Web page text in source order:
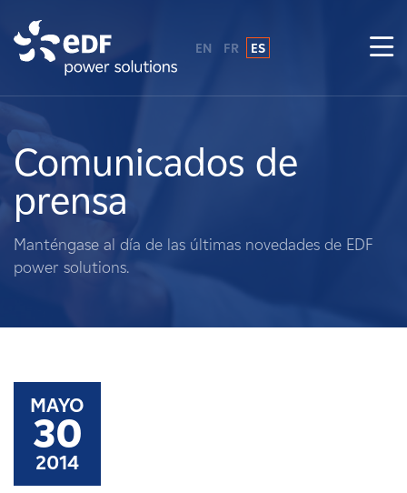
Sobre nosotros
Qué hacemos
Terratenientes
Carreras
Noticias
EN FR ES
Comunicados de
prensa
Manténgase al día de las últimas novedades de EDF
power solutions.
MAYO
30
2014